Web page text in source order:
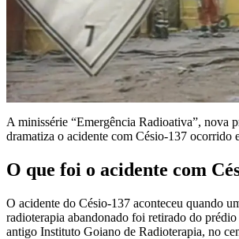
A minissérie “Emergência Radioativa”, nova
dramatiza o acidente com Césio-137 ocorrido
O que foi o acidente com
O acidente do Césio-137 aconteceu quando
radioterapia abandonado foi retirado do
antigo Instituto Goiano de Radioterapia, no